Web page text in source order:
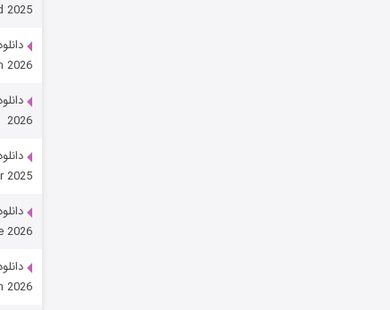
2025
2026
2026
2025
2026
2026